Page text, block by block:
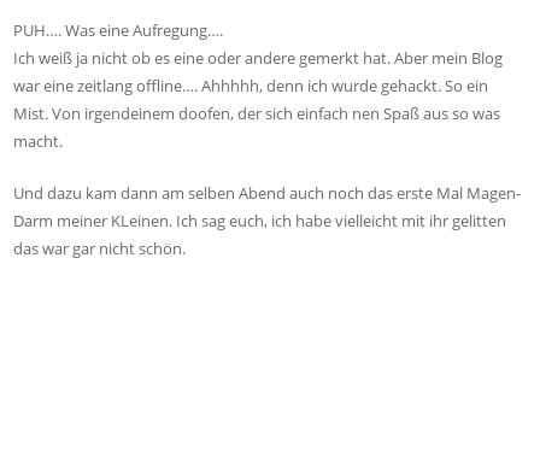
PUH…. Was eine Aufregung….
Ich weiß ja nicht ob es eine oder andere gemerkt hat. Aber mein Blog
war eine zeitlang offline…. Ahhhhh, denn ich wurde gehackt. So ein
Mist. Von irgendeinem doofen, der sich einfach nen Spaß aus so was
macht.
Und dazu kam dann am selben Abend auch noch das erste Mal Magen-
Darm meiner KLeinen. Ich sag euch, ich habe vielleicht mit ihr gelitten
das war gar nicht schön.